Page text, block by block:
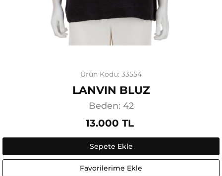
Ürün Kodu: 33554
LANVIN BLUZ
Beden: 42
13.000 TL
Sepete Ekle
Favorilerime Ekle